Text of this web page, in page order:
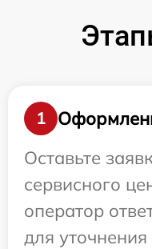
1
Оставьте
сервисного
оператор
для